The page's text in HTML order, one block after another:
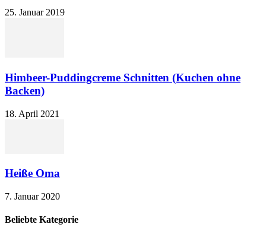
25. Januar 2019
Himbeer-Puddingcreme Schnitten (Kuchen ohne
Backen)
18. April 2021
Heiße Oma
7. Januar 2020
Beliebte Kategorie